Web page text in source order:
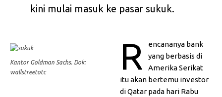
kini mulai masuk ke pasar sukuk.
Kantor Goldman Sachs. Dok:
wallstreetotc
R
encananya bank
yang berbasis di
Amerika Serikat
itu akan bertemu investor
di Qatar pada hari Rabu